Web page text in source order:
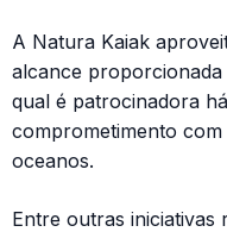
A Natura Kaiak
alcance
qual é patrocinadora
comprometimento
oceanos.
Entre outras iniciativas